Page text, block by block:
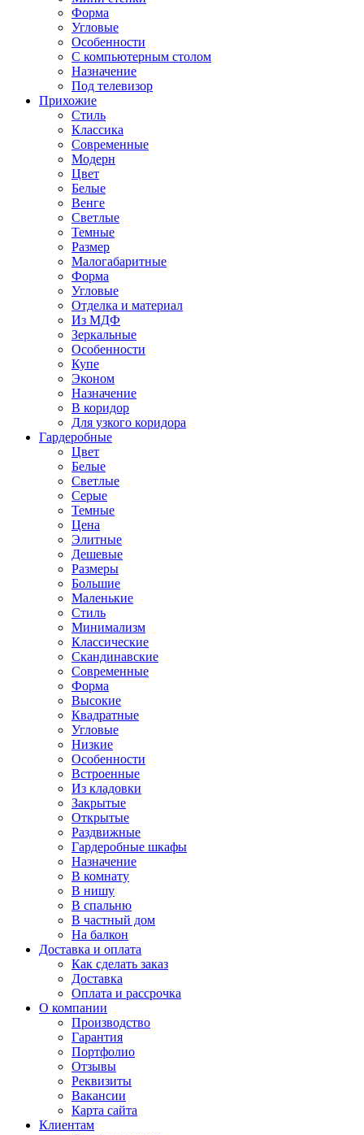
Форма
Угловые
Особенности
С компьютерным столом
Назначение
Под телевизор
Прихожие
Стиль
Классика
Современные
Модерн
Цвет
Белые
Венге
Светлые
Темные
Размер
Малогабаритные
Форма
Угловые
Отделка и материал
Из МДФ
Зеркальные
Особенности
Купе
Эконом
Назначение
В коридор
Для узкого коридора
Гардеробные
Цвет
Белые
Светлые
Серые
Темные
Цена
Элитные
Дешевые
Размеры
Большие
Маленькие
Стиль
Минимализм
Классические
Скандинавские
Современные
Форма
Высокие
Квадратные
Угловые
Низкие
Особенности
Встроенные
Из кладовки
Закрытые
Открытые
Раздвижные
Гардеробные шкафы
Назначение
В комнату
В нишу
В спальню
В частный дом
На балкон
Доставка и оплата
Как сделать заказ
Доставка
Оплата и рассрочка
О компании
Производство
Гарантия
Портфолио
Отзывы
Реквизиты
Вакансии
Карта сайта
Клиентам